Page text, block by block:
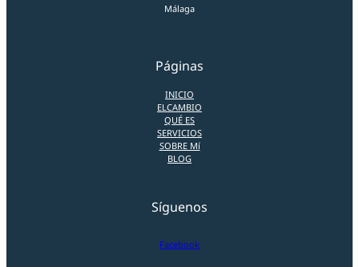
Málaga
Páginas
INICIO
ELCAMBIO
QUÉ ES
SERVICIOS
SOBRE Mí
BLOG
Síguenos
Facebook